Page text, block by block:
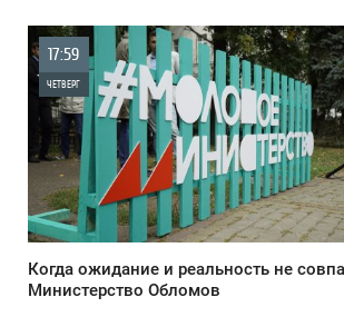
17:59
ЧЕТВЕРГ
0
1 556
Когда ожидание и реальность не
Министерство Обломов